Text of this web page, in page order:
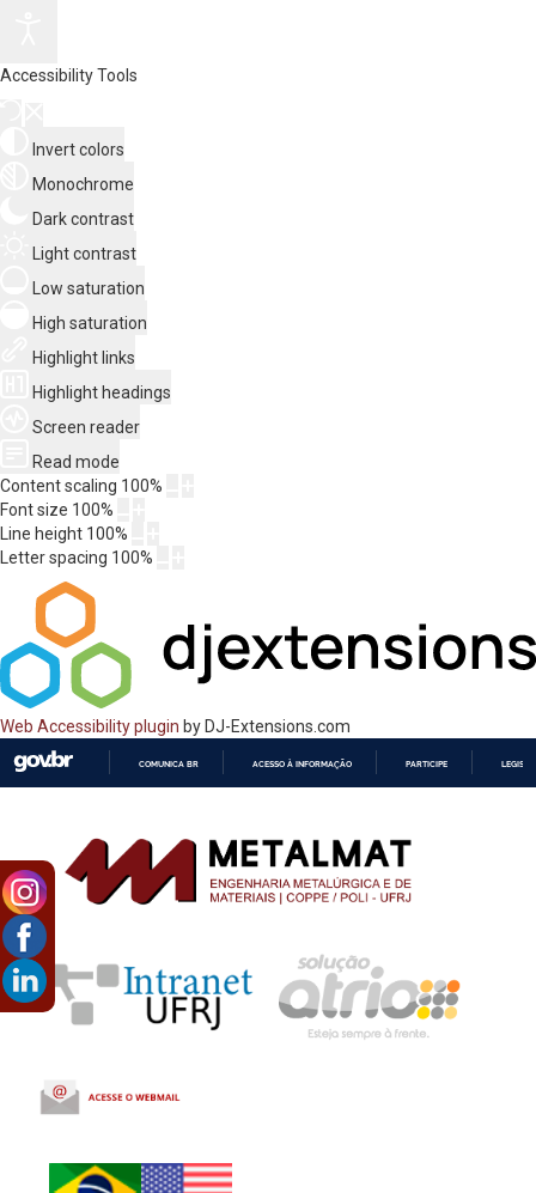
Accessibility Tools
Invert colors
Monochrome
Dark contrast
Light contrast
Low saturation
High saturation
Highlight links
Highlight headings
Screen reader
Read mode
Content scaling 100%
Font size 100%
Line height 100%
Letter spacing 100%
Web Accessibility plugin by DJ-Extensions.com
CONTEÚDO
COMUNICA BR ACESSO À INFORMAÇÃO PARTICIPE